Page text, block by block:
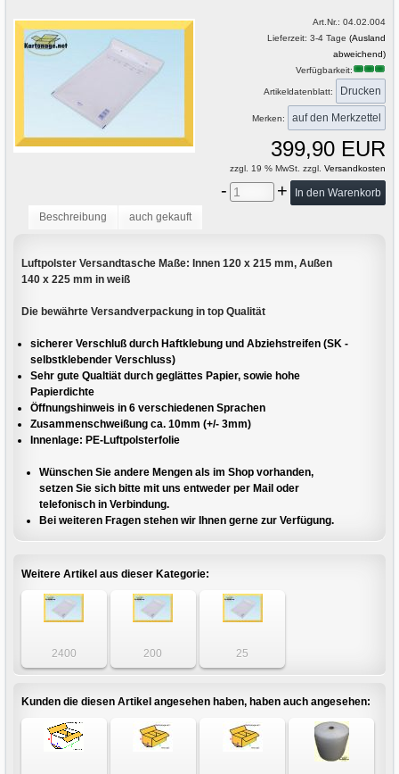
Art.Nr.: 04.02.004
Lieferzeit: 3-4 Tage (Ausland
abweichend)
Verfügbarkeit:
Artikeldatenblatt: Drucken
Merken:
399,90 EUR
zzgl. 19 % MwSt. zzgl. Versandkosten
- +
Beschreibung auch gekauft
Luftpolster Versandtasche Maße: Innen 120 x 215 mm, Außen
140 x 225 mm in weiß
Die bewährte Versandverpackung in top Qualität
sicherer Verschluß durch Haftklebung und Abziehstreifen (SK -
selbstklebender Verschluss)
Sehr gute Qualtiät durch geglättes Papier, sowie hohe
Papierdichte
Öffnungshinweis in 6 verschiedenen Sprachen
Zusammenschweißung ca. 10mm (+/- 3mm)
Innenlage: PE-Luftpolsterfolie
Wünschen Sie andere Mengen als im Shop vorhanden,
setzen Sie sich bitte mit uns entweder per Mail oder
telefonisch in Verbindung.
Bei weiteren Fragen stehen wir Ihnen gerne zur Verfügung.
Weitere Artikel aus dieser Kategorie:
2400
Luftpolstertaschen
weiß
200
Luftpolstertaschen
weiß
25
Luftpolstertaschen
weiß
Kunden die diesen Artikel angesehen haben, haben auch angesehen: